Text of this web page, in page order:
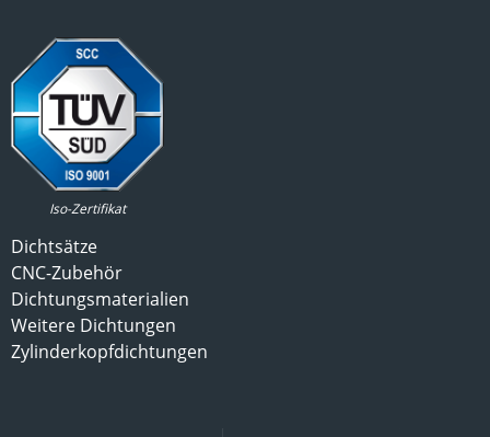
Iso-Zertifikat
Dichtsätze
CNC-Zubehör
Dichtungsmaterialien
Weitere Dichtungen
Zylinderkopfdichtungen